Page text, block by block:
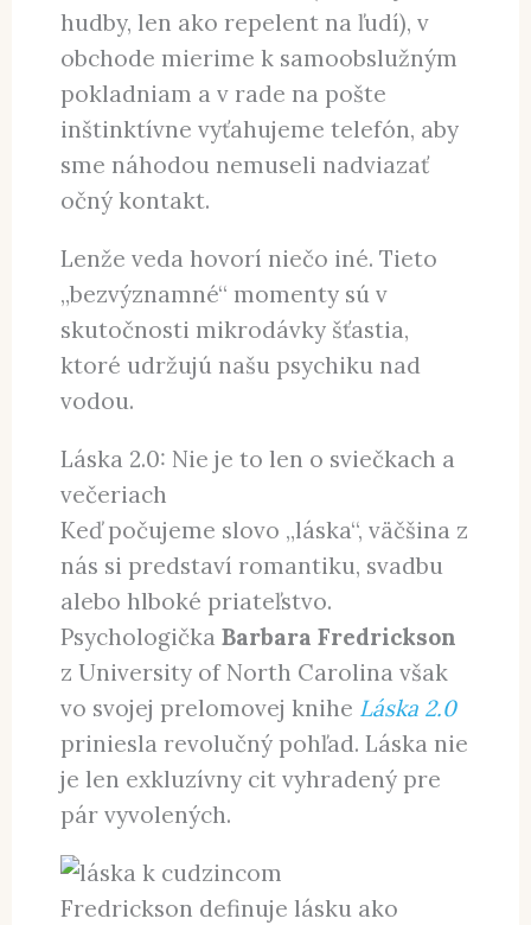
hudby, len ako repelent na ľudí), v
obchode mierime k samoobslužným
pokladniam a v rade na pošte
inštinktívne vyťahujeme telefón, aby
sme náhodou nemuseli nadviazať
očný kontakt.
Lenže veda hovorí niečo iné. Tieto
„bezvýznamné“ momenty sú v
skutočnosti mikrodávky šťastia,
ktoré udržujú našu psychiku nad
vodou.
Láska 2.0: Nie je to len o sviečkach a
večeriach
Keď počujeme slovo „láska“, väčšina z
nás si predstaví romantiku, svadbu
alebo hlboké priateľstvo.
Psychologička Barbara Fredrickson
z University of North Carolina však
vo svojej prelomovej knihe Láska 2.0
priniesla revolučný pohľad. Láska nie
je len exkluzívny cit vyhradený pre
pár vyvolených.
Fredrickson definuje lásku ako